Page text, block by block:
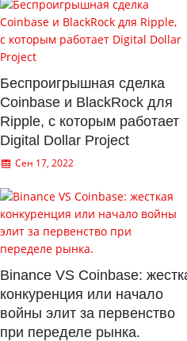
Беспроигрышная сделка
Coinbase и BlackRock для
Ripple, с которым работает
Digital Dollar Project
Сен 17, 2022
Binance VS Coinbase:
конкуренция или начало
войны элит за первенство
при переделе рынка.